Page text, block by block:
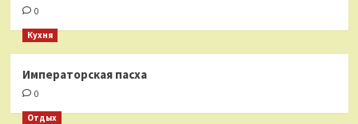
0
Кухня
Императорская пасха
0
Отдых